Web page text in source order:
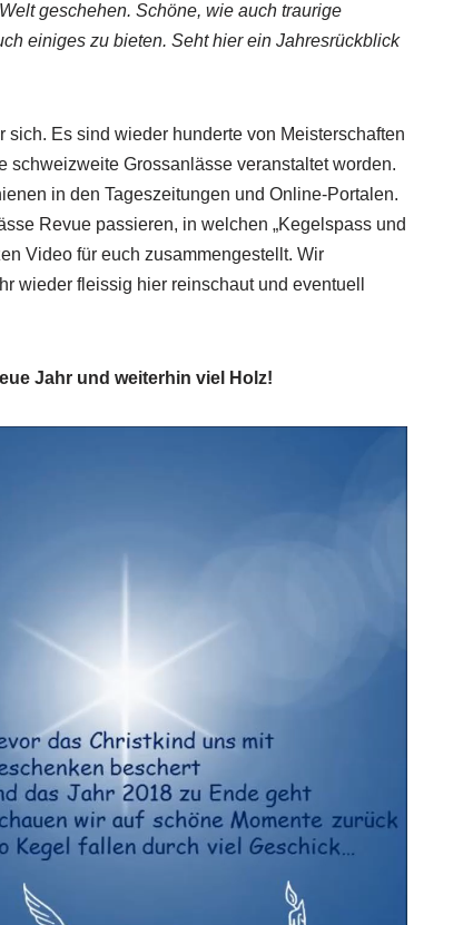
geschehen. Schöne, wie auch traurige
einiges zu bieten. Seht hier ein Jahresrückblick
Es sind wieder hunderte von Meisterschaften
schweizweite Grossanlässe veranstaltet worden.
in den Tageszeitungen und Online-Portalen.
Revue passieren, in welchen „Kegelspass und
Video für euch zusammengestellt. Wir
wieder fleissig hier reinschaut und eventuell
Jahr und weiterhin viel Holz!